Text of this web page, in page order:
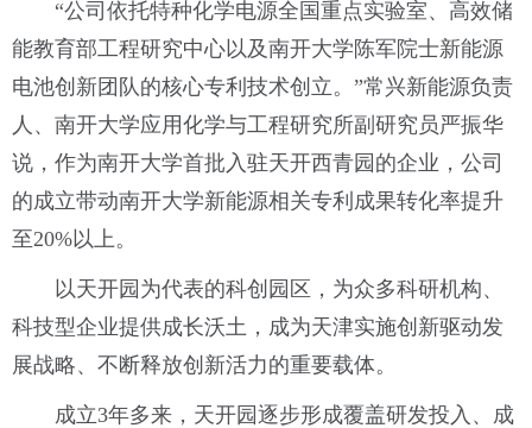
“公司依托特种化学电源全国重点实验室、高效储
能教育部工程研究中心以及南开大学陈军院士新能源
电池创新团队的核心专利技术创立。”常兴新能源负责
人、南开大学应用化学与工程研究所副研究员严振华
说，作为南开大学首批入驻天开西青园的企业，公司
的成立带动南开大学新能源相关专利成果转化率提升
至20%以上。
以天开园为代表的科创园区，为众多科研机构、
科技型企业提供成长沃土，成为天津实施创新驱动发
展战略、不断释放创新活力的重要载体。
成立3年多来，天开园逐步形成覆盖研发投入、成